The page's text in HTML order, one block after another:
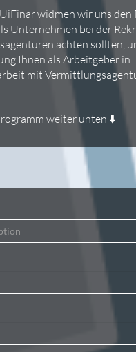
widmen wir uns den
Unternehmen bei der
achten sollten,
Ihnen als Arbeitgeber in
mit
weiter unten ⬇️